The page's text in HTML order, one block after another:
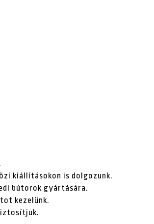
kiállításokon is dolgozunk.
bútorok gyártására.
kezelünk.